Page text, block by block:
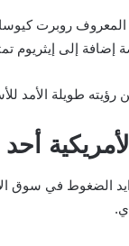
روبرت
إضافة إلى إيثريوم
طويلة الأمد